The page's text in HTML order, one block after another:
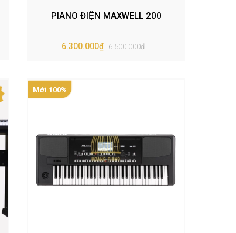
PIANO ĐIỆN MAXWELL 200
6.300.000₫ 6.500.000₫
Mới 100%